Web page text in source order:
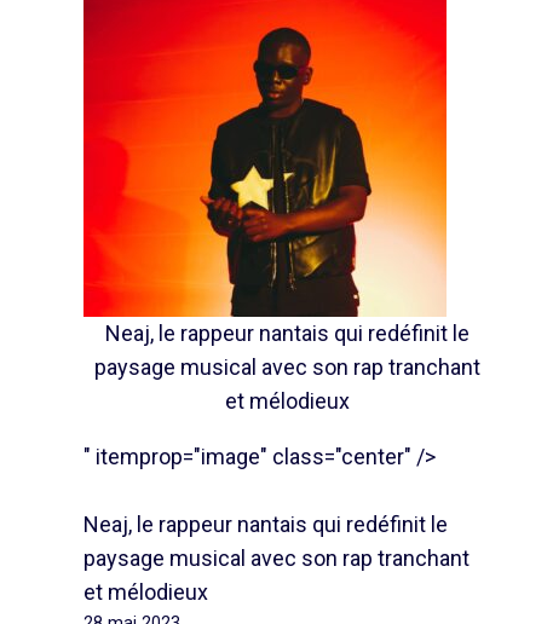
Neaj, le rappeur nantais qui redéfinit le
paysage musical avec son rap tranchant
et mélodieux
" itemprop="image" class="center" />
Neaj, le rappeur nantais qui redéfinit le
paysage musical avec son rap tranchant
et mélodieux